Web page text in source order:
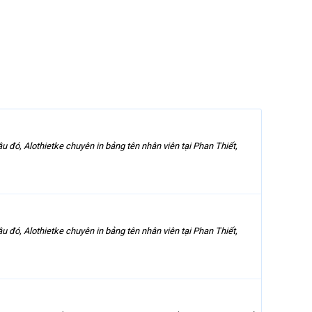
đó, Alothietke chuyên in bảng tên nhân viên tại Phan Thiết,
đó, Alothietke chuyên in bảng tên nhân viên tại Phan Thiết,